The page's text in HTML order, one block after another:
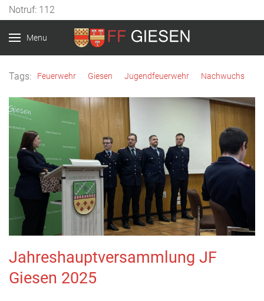
Notruf: 112
Menu
Tags: Feuerwehr Giesen Jugendfeuerwehr Nachwuchs
Jahreshauptversammlung JF
Giesen 2025